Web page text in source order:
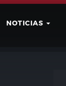
NOTICIAS